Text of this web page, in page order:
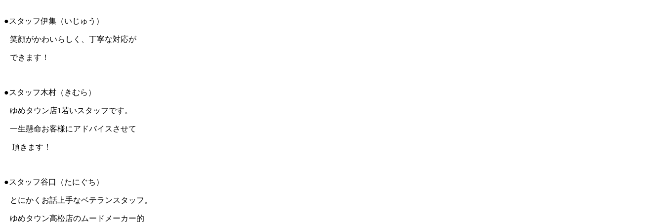
●スタッフ伊集（いじゅう）
笑顔がかわいらしく、丁寧な対応が
できます！
●スタッフ木村（きむら）
ゆめタウン店1若いスタッフです。
一生懸命お客様にアドバイスさせて
頂きます！
●スタッフ谷口（たにぐち）
とにかくお話上手なベテランスタッフ。
ゆめタウン高松店のムードメーカー的